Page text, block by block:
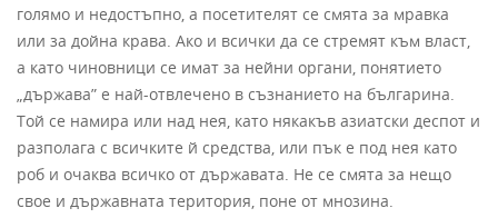
голямо и недостъпно, а посетителят се смята за мравка
или за дойна крава. Ако и всички да се стремят към власт,
а като чиновници се имат за нейни органи, понятието
„държава” е най-отвлечено в съзнанието на българина.
Той се намира или над нея, като някакъв азиатски деспот и
разполага с всичките й средства, или пък е под нея като
роб и очаква всичко от държавата. Не се смята за нещо
свое и държавната територия, поне от мнозина.